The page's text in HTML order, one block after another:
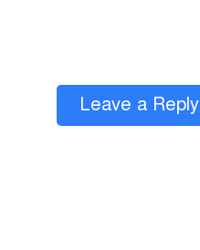
Leave a Reply